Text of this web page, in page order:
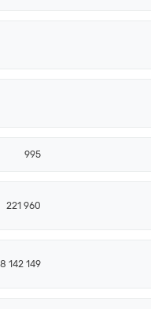
995
221 960
8 142 149